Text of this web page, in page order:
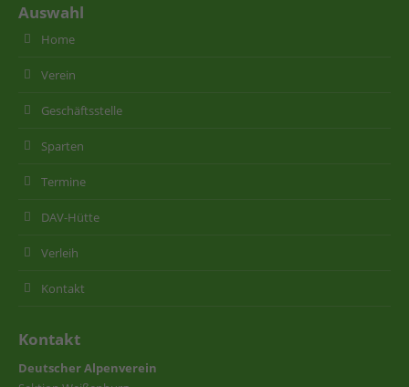
Auswahl
Home
Verein
Geschäftsstelle
Sparten
Termine
DAV-Hütte
Verleih
Kontakt
Kontakt
Deutscher Alpenverein